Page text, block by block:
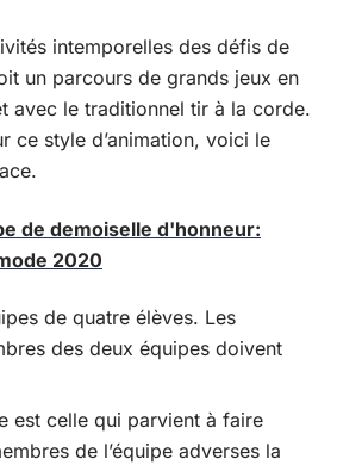
intemporelles des défis de
un parcours de grands jeux en
avec le traditionnel tir à la corde.
ce style d’animation, voici le
de demoiselle d'honneur:
2020
de quatre élèves. Les
des deux équipes doivent
est celle qui parvient à faire
de l’équipe adverses la